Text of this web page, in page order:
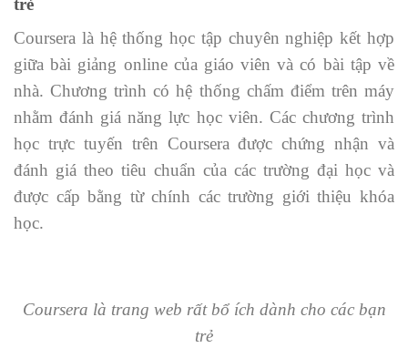
Coursera là hệ thống học tập chuyên nghiệp kết hợp
giữa bài giảng online của giáo viên và có bài tập về
nhà. Chương trình có hệ thống chấm điểm trên máy
nhằm đánh giá năng lực học viên. Các chương trình
học trực tuyến trên Coursera được chứng nhận và
đánh giá theo tiêu chuẩn của các trường đại học và
được cấp bằng từ chính các trường giới thiệu khóa
học.
Coursera là trang web rất bổ ích dành cho các bạn
trẻ